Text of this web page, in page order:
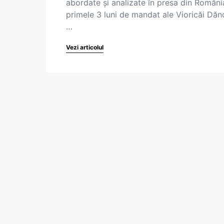
abordate și analizate în presa din
primele 3 luni de mandat ale Vioricăi
…
Vezi articolul